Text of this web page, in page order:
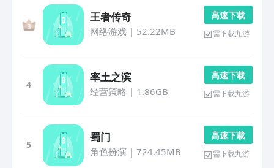
王者传奇
网络游戏| 52.22MB
高 速 下 载
需下载九游
4
率土之滨
经营策略 | 1.86GB
高 速 下 载
需下载九游
5
蜀门
角色扮演 | 724.45MB
高 速 下 载
需下载九游